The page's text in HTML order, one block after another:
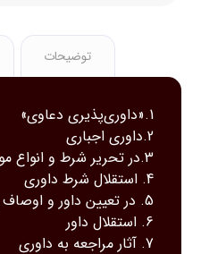
توضیحات
1.«داوری‌پذیری دعاوی»
2.داوری اجباری
3.در تحریر شرط و انواع موافقت‌نامه داوری
4. استقلال شرط داوری
5. در تعیین داور و اوصاف وی
6. استقلال داور
7. آثار مراجعه به داوری